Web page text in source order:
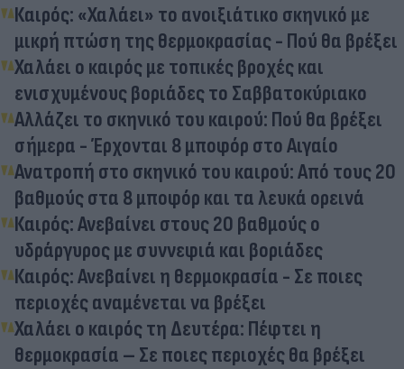
Καιρός: «Χαλάει» το ανοιξιάτικο σκηνικό με
μικρή πτώση της θερμοκρασίας - Πού θα βρέξει
Χαλάει ο καιρός με τοπικές βροχές και
ενισχυμένους βοριάδες το Σαββατοκύριακο
Αλλάζει το σκηνικό του καιρού: Πού θα βρέξει
σήμερα - Έρχονται 8 μποφόρ στο Αιγαίο
Ανατροπή στο σκηνικό του καιρού: Από τους 20
βαθμούς στα 8 μποφόρ και τα λευκά ορεινά
Καιρός: Ανεβαίνει στους 20 βαθμούς ο
υδράργυρος με συννεφιά και βοριάδες
Καιρός: Ανεβαίνει η θερμοκρασία - Σε ποιες
περιοχές αναμένεται να βρέξει
Χαλάει ο καιρός τη Δευτέρα: Πέφτει η
θερμοκρασία – Σε ποιες περιοχές θα βρέξει